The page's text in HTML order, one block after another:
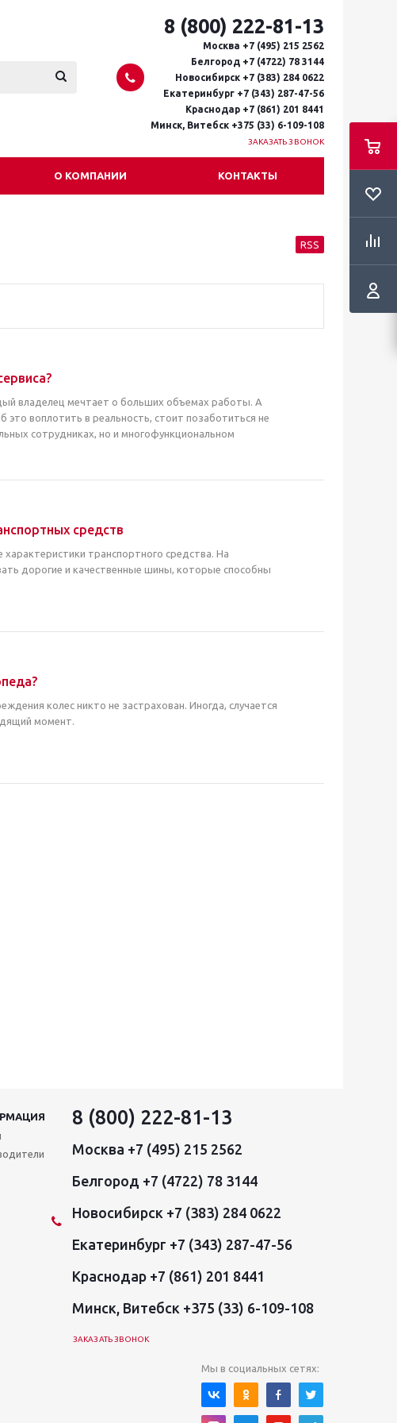
8 (800) 222-81-13
Москва +7 (495) 215 2562
Белгород +7 (4722) 78 3144
Новосибирск +7 (383) 284 0622
Екатеринбург +7 (343) 287-47-56
Краснодар +7 (861) 201 8441
Минск, Витебск +375 (33) 6-109-108
ЗАКАЗАТЬ ЗВОНОК
О КОМПАНИИ КОНТАКТЫ
RSS
владелец мечтает о больших объемах работы. А
воплотить в реальность, стоит позаботиться не
сотрудниках, но и многофункциональном
средств
транспортного средства. На
дорогие и качественные шины, которые способны
колес никто не застрахован. Иногда, случается
момент.
8 (800) 222-81-13
Москва +7 (495) 215 2562
Белгород +7 (4722) 78 3144
Новосибирск +7 (383) 284 0622
Екатеринбург +7 (343) 287-47-56
Краснодар +7 (861) 201 8441
Минск, Витебск +375 (33) 6-109-108
ЗАКАЗАТЬ ЗВОНОК
Мы в социальных сетях: